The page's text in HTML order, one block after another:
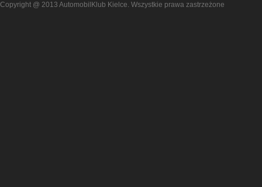
Copyright @ 2013 AutomobilKlub Kielce. Wszystkie prawa zastrzeżone